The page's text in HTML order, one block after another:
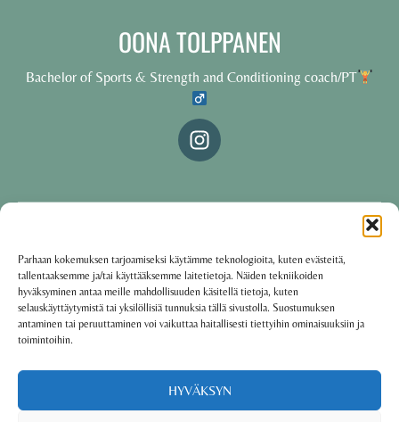
Parhaan kokemuksen tarjoamiseksi käytämme teknologioita, kuten evästeitä,
tallentaaksemme ja/tai käyttääksemme laitetietoja. Näiden tekniikoiden
hyväksyminen antaa meille mahdollisuuden käsitellä tietoja, kuten
selauskäyttäytymistä tai yksilöllisiä tunnuksia tällä sivustolla. Suostumuksen
antaminen tai peruuttaminen voi vaikuttaa haitallisesti tiettyihin ominaisuuksiin ja
toimintoihin.
HYVÄKSYN
OONA TOLPPANEN
Bachelor of Sports & Strength and Conditioning coach/PT
Käyttöehdot·Tietosuojakäytäntö